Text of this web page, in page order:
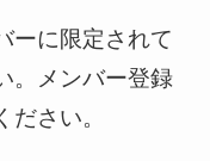
ーに限定されて
。メンバー登録
さい。